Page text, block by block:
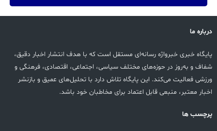
درباره ما
پایگاه خبری خبرواژه رسانه‌ای مستقل است که با هدف انتشار اخبار دقیق،
شفاف و به‌روز در حوزه‌های مختلف سیاسی، اجتماعی، اقتصادی، فرهنگی و
ورزشی فعالیت می‌کند. این پایگاه تلاش دارد با تحلیل‌های عمیق و بازنشر
اخبار معتبر، منبعی قابل اعتماد برای مخاطبان خود باشد.
پرچسب ها